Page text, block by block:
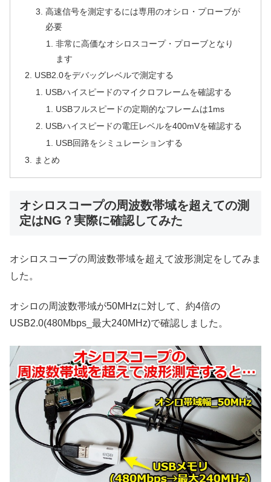
高速信号を測定するには専用のオシロ・プローブが
必要
非常に高価なオシロスコープ・プローブとなり
ます
USB2.0をデバッグレベルで測定する
USBハイスピードのマイクロフレームを確認する
USBフルスピードの定期的なフレームは1ms
USBハイスピードの電圧レベルを400mVを確認する
USB回路をシミュレーションする
まとめ
オシロスコープの周波数帯域を超えての測
定はNG？実際に確認してみた
オシロスコープの周波数帯域を超えて波形測定をしてみま
した。
オシロの周波数帯域が50MHzに対して、約4倍の
USB2.0(480Mbps_最大240MHz)で確認しました。